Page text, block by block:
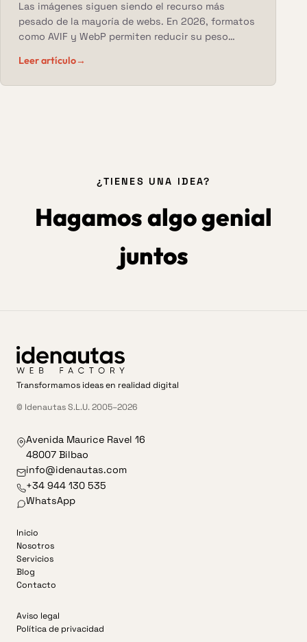
Las imágenes siguen siendo el recurso más
pesado de la mayoría de webs. En 2026, formatos
como AVIF y WebP permiten reducir su peso
ha cambiado. Adiós a la transformación en
Leer artículo→
¿TIENES UNA IDEA?
Hagamos algo genial
juntos
Transformamos ideas en realidad digital
© Idenautas S.L.U. 2005–2026
Avenida Maurice Ravel 16
48007 Bilbao
info@idenautas.com
+34 944 130 535
WhatsApp
Inicio
Nosotros
Servicios
Blog
Contacto
Aviso legal
Política de privacidad